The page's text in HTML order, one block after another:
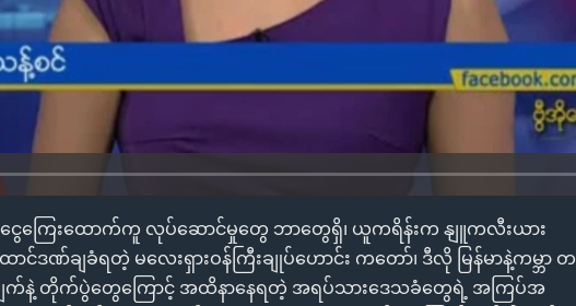
ငွေကြေးထောက်ကူ လုပ်ဆောင်မှုတွေ ဘာတွေရှိ၊ ယူကရိန်းက နျူကလီးယား
ဒဏ်ချခံရတဲ့ မလေးရှားဝန်ကြီးချုပ်ဟောင်း ကတော်၊ ဒီလို မြန်မာနဲ့ကမ္ဘာ တ
က်နဲ့ တိုက်ပွဲတွေကြောင့် အထိနာနေရတဲ့ အရပ်သားဒေသခံတွေရဲ့ အကြပ်အ